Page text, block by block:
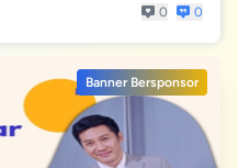
0 0
Banner Bersponsor